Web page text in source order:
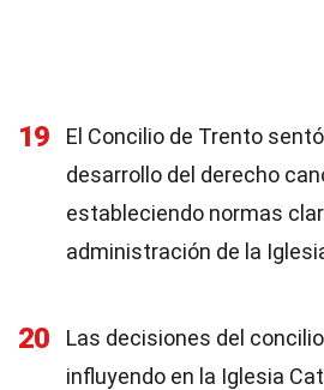
19
El Concilio de Trento
desarrollo del derecho
estableciendo normas
administración de la
20
Las decisiones del
influyendo en la Iglesia